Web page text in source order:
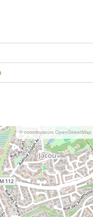
© contributeurs OpenStreetMap